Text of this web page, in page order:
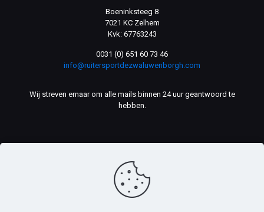
Boeninksteeg 8
7021 KC Zelhem
Kvk: 67763243
0031 (0) 651 60 73 46
info@ruitersportdezwaluwenborgh.com
Wij streven ernaar om alle mails binnen 24 uur geantwoord te
hebben.